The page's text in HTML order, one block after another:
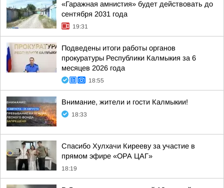
«Гаражная амнистия» будет действовать до
сентября 2031 года
19:31
Подведены итоги работы органов
прокуратуры Республики Калмыкия за 6
месяцев 2026 года
18:55
Внимание, жители и гости Калмыкии!
18:33
Спасибо Хулхачи Кирееву за участие в
прямом эфире «ОРА ЦАГ»
18:19